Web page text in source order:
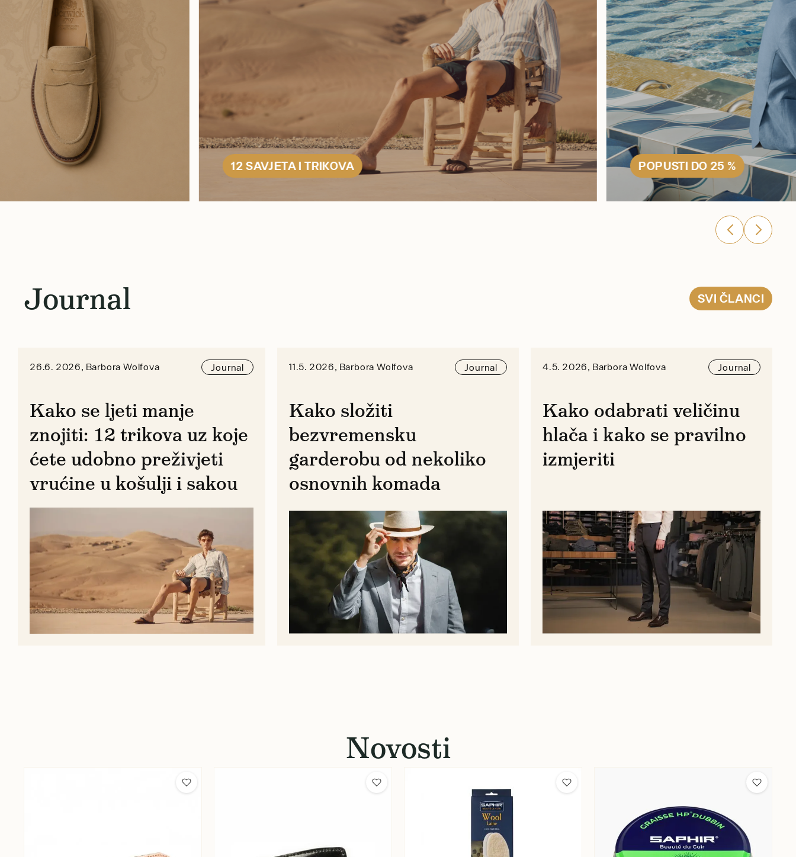
POPUSTI DO 25 % VIŠE O BRENDU
Journal SVI ČLANCI
26.6. 2026, Barbora Wolfova Journal
Kako se ljeti manje
znojiti: 12 trikova uz koje
ćete udobno preživjeti
vrućine u košulji i sakou
11.5. 2026, Barbora Wolfova Journal
Kako složiti
bezvremensku
garderobu od nekoliko
osnovnih komada
4.5. 2026, Barbora Wolfova Journal
Kako odabrati veličinu
hlača i kako se pravilno
izmjeriti
Novosti